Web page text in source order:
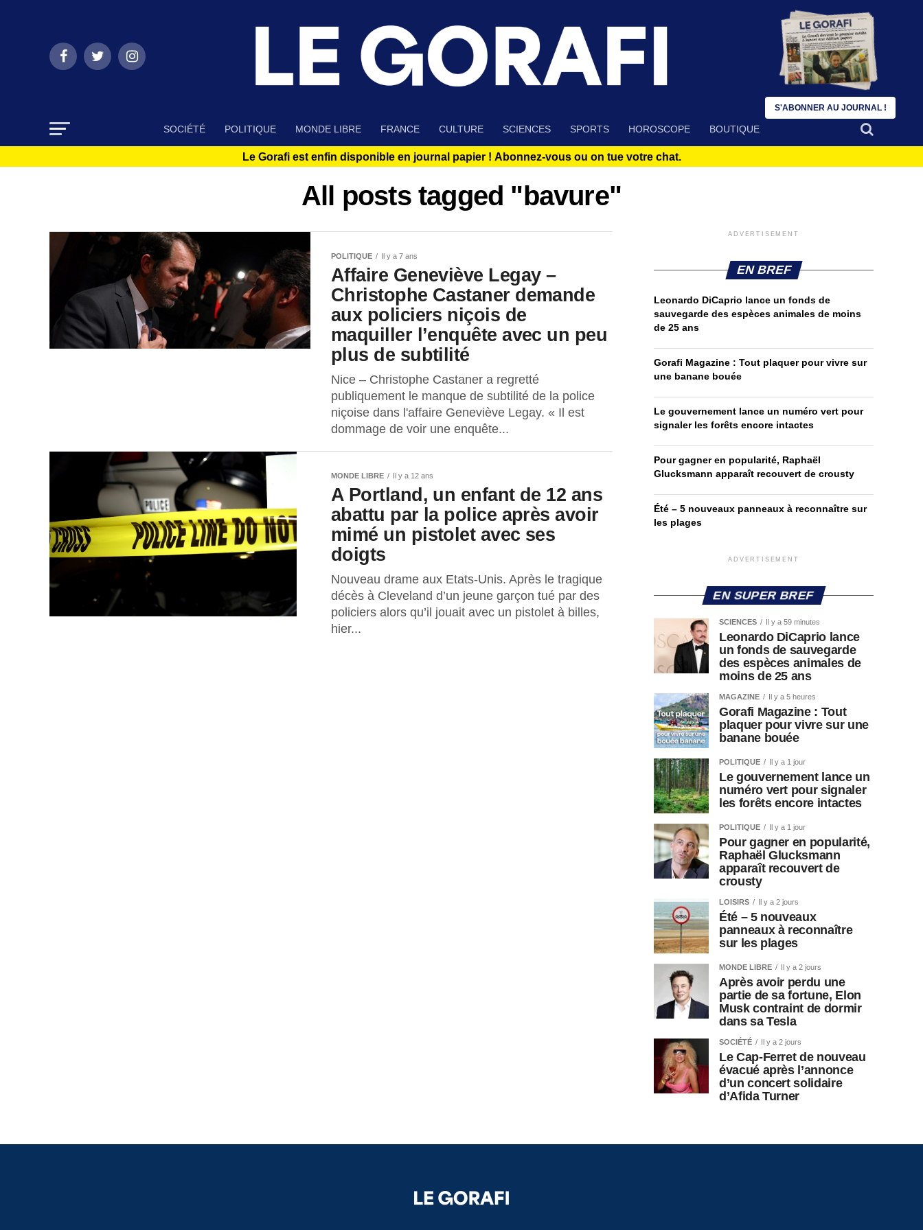
SOCIÉTÉ POLITIQUE MONDE LIBRE FRANCE CULTURE SCIENCES SPORTS HOROSCOPE BOUTIQUE
Le Gorafi est enfin disponible en journal papier ! Abonnez-vous ou on tue votre chat.
All posts tagged "bavure"
POLITIQUE Il y a 7 ans
Affaire Geneviève Legay –
Christophe Castaner demande
aux policiers niçois de
maquiller l’enquête avec un peu
plus de subtilité
Nice – Christophe Castaner a regretté
publiquement le manque de subtilité de la police
niçoise dans l'affaire Geneviève Legay. « Il est
dommage de voir une enquête...
MONDE LIBRE Il y a 12 ans
A Portland, un enfant de 12 ans
abattu par la police après avoir
mimé un pistolet avec ses
doigts
Nouveau drame aux Etats-Unis. Après le tragique
décès à Cleveland d’un jeune garçon tué par des
policiers alors qu’il jouait avec un pistolet à billes,
hier...
ADVERTISEMENT
EN BREF
Leonardo DiCaprio lance un fonds de
sauvegarde des espèces animales de moins
de 25 ans
Gorafi Magazine : Tout plaquer pour vivre sur
une banane bouée
Le gouvernement lance un numéro vert pour
signaler les forêts encore intactes
Pour gagner en popularité, Raphaël
Glucksmann apparaît recouvert de crousty
Été – 5 nouveaux panneaux à reconnaître sur
les plages
ADVERTISEMENT
EN SUPER BREF
SCIENCES Il y a 59 minutes
Leonardo DiCaprio lance
un fonds de sauvegarde
des espèces animales de
moins de 25 ans
MAGAZINE Il y a 5 heures
Gorafi Magazine : Tout
plaquer pour vivre sur une
banane bouée
POLITIQUE Il y a 1 jour
Le gouvernement lance un
numéro vert pour signaler
les forêts encore intactes
POLITIQUE Il y a 1 jour
Pour gagner en popularité,
Raphaël Glucksmann
apparaît recouvert de
crousty
LOISIRS Il y a 2 jours
Été – 5 nouveaux
panneaux à reconnaître
sur les plages
MONDE LIBRE Il y a 2 jours
Après avoir perdu une
partie de sa fortune, Elon
Musk contraint de dormir
dans sa Tesla
SOCIÉTÉ Il y a 2 jours
Le Cap-Ferret de nouveau
évacué après l’annonce
d’un concert solidaire
d’Afida Turner
S'ABONNER AU JOURNAL !